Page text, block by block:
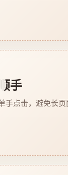
手
手点击，避免长页